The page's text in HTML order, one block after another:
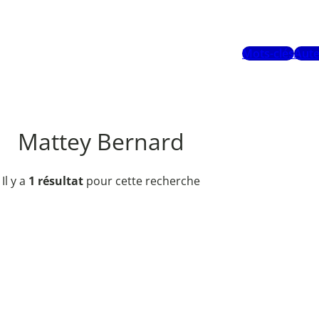
Mots-clés
Mattey Bernard
Il y a 1 résultat pour cette recherche